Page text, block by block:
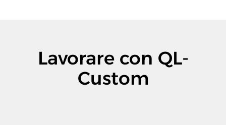
Lavorare con QL-
Custom